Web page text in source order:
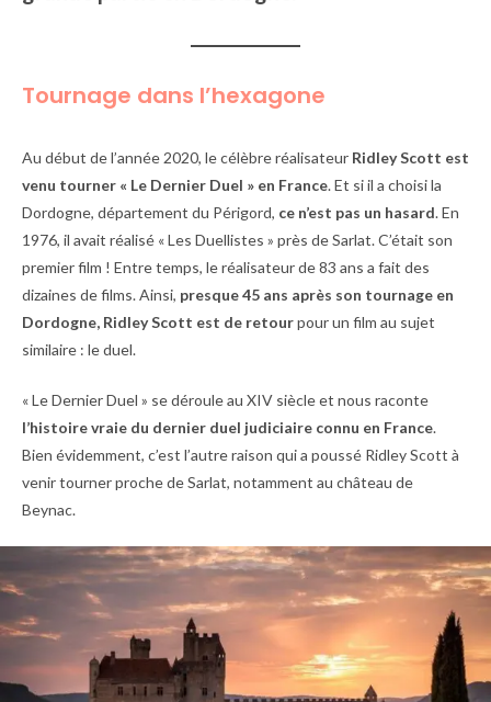
Tournage dans l’hexagone
Au début de l’année 2020, le célèbre réalisateur Ridley Scott est
venu tourner « Le Dernier Duel » en France. Et si il a choisi la
Dordogne, département du Périgord, ce n’est pas un hasard. En
1976, il avait réalisé « Les Duellistes » près de Sarlat. C’était son
premier film ! Entre temps, le réalisateur de 83 ans a fait des
dizaines de films. Ainsi, presque 45 ans après son tournage en
Dordogne, Ridley Scott est de retourpour un film au sujet
similaire : le duel.
« Le Dernier Duel » se déroule au XIV siècle et nous raconte
l’histoire vraie du dernier duel judiciaire connu en France.
Bien évidemment, c’est l’autre raison qui a poussé Ridley Scott à
venir tourner proche de Sarlat, notamment au château de
Beynac.